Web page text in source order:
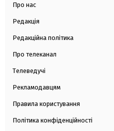
Про нас
Редакція
Редакційна політика
Про телеканал
Телеведучі
Рекламодавцям
Правила користування
Політика конфіденційності